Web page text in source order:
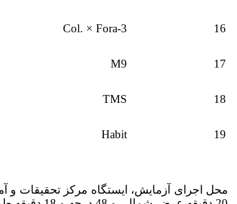
16
Col. × Fora-3
17
M9
18
TMS
19
Habit